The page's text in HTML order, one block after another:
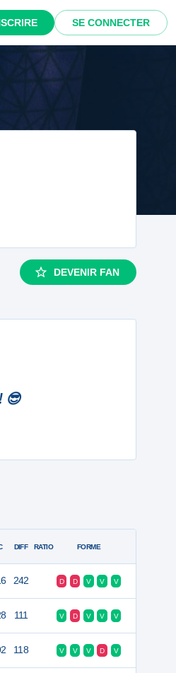
SE CONNECTER
DEVENIR FAN
😎
DIFF RATIO FORME
242 D D V V V
111 V D V V V
118 V V V D V